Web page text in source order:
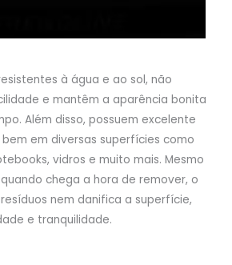
à água e ao sol, não
e mantêm a aparência bonita
Além disso, possuem excelente
em diversas superfícies como
vidros e muito mais. Mesmo
chega a hora de remover, o
nem danifica a superfície,
e tranquilidade.